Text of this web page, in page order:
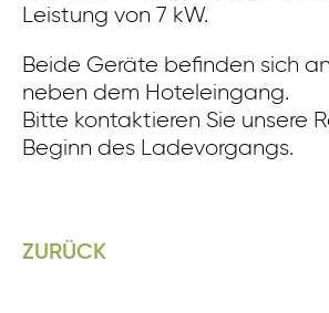
Leistung von 7 kW.
Beide Geräte befinden sich
neben dem Hoteleingang.
Bitte kontaktieren Sie unsere
Beginn des Ladevorgangs.
ZURÜCK